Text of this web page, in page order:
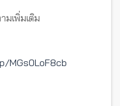
มเพิ่มเติม